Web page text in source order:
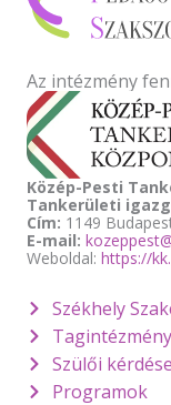
Az intézmény
Közép-Pesti
Tankerületi
Cím: 1149
E-mail:
Weboldal: https://
Székhely
Szülői
Programok